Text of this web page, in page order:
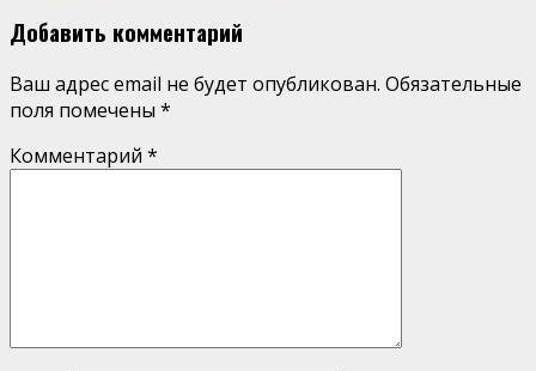
Добавить комментарий
Ваш адрес email не будет опубликован. Обязательные
поля помечены *
Комментарий *